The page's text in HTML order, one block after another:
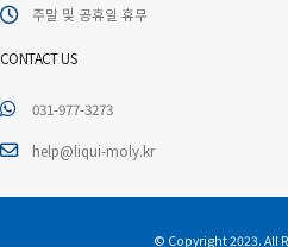
주말 및 공휴일 휴무
CONTACT US
031-977-3273
help@liqui-moly.kr
© Copyright 2023. All